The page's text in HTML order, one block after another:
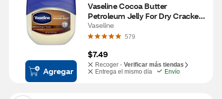
Agregar
Vaseline Cocoa Butter
Petroleum Jelly For Dry Cracked
Skin, 7.5 OZ
Vaseline
579
$7.49
Recoger - Verificar más tiendas
Entrega el mismo día
Envío